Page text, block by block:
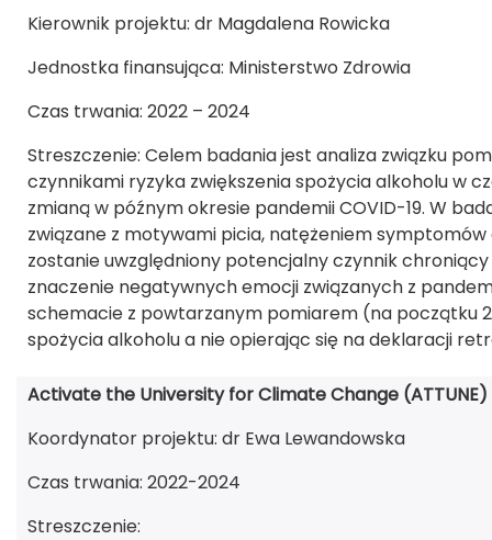
Kierownik projektu: dr Magdalena Rowicka
Jednostka finansująca: Ministerstwo Zdrowia
Czas trwania: 2022 – 2024
Streszczenie: Celem badania jest analiza związku
czynnikami ryzyka zwiększenia spożycia alkoholu w
zmianą w późnym okresie pandemii COVID-19. W
związane z motywami picia, natężeniem
zostanie uwzględniony potencjalny czynnik
znaczenie negatywnych emocji związanych z
schemacie z powtarzanym pomiarem (na początku
spożycia alkoholu a nie opierając się na deklaracji
Activate the University for Climate Change (ATTUNE)
Koordynator projektu: dr Ewa Lewandowska
Czas trwania: 2022-2024
Streszczenie: